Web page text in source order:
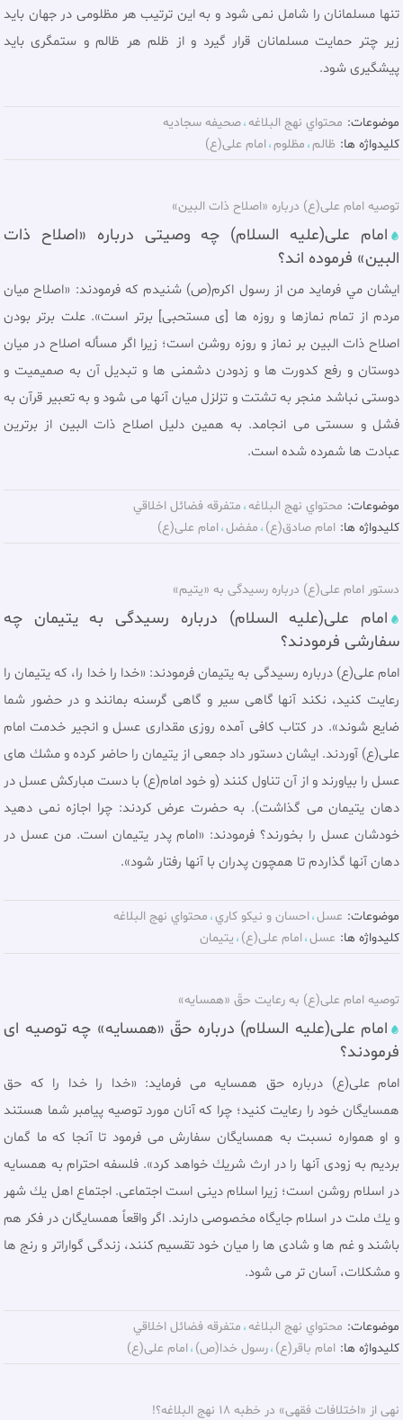
تنها مسلمانان را شامل نمى شود و به اين ترتيب هر مظلومى در جهان بايد
زير چتر حمايت مسلمانان قرار گيرد و از ظلم هر ظالم و ستمگرى بايد
پيشگيرى شود.
موضوعات: محتواي نهج البلاغه صحيفه سجاديه
کلیدواژه ها: ظالم مظلوم امام علی(ع)
توصیه امام علی(ع) درباره «اصلاح ذات البین»
امام علی(عليه السلام) چه وصیتی درباره «اصلاح ذات
البین» فرموده اند؟
ایشان مي فرمايد من از رسول اکرم(ص) شنیدم که فرمودند: «اصلاح ميان
مردم از تمام نمازها و روزه ها [ی مستحبی] برتر است». علت برتر بودن
اصلاح ذات البين بر نماز و روزه روشن است؛ زيرا اگر مسأله اصلاح در ميان
دوستان و رفع كدورت ها و زدودن دشمنى ها و تبديل آن به صميميت و
دوستى نباشد منجر به تشتت و تزلزل ميان آنها مى شود و به تعبير قرآن به
فشل و سستى مى انجامد. به همين دليل اصلاح ذات البين از برترين
عبادت ها شمرده شده است.
موضوعات: محتواي نهج البلاغه متفرقه فضائل اخلاقي
کلیدواژه ها: امام صادق(ع) مفضل امام علی(ع)
دستور امام علی(ع) درباره رسيدگی به «یتیم»
امام علی(عليه السلام) درباره رسيدگی به يتيمان چه
سفارشی فرمودند؟
امام علی(ع) درباره رسيدگی به يتيمان فرمودند: «خدا را خدا را، كه يتيمان را
رعايت كنيد، نكند آنها گاهى سير و گاهى گرسنه بمانند و در حضور شما
ضايع شوند». در كتاب كافى آمده روزى مقدارى عسل و انجير خدمت امام
على(ع) آوردند. ایشان دستور داد جمعى از يتيمان را حاضر كرده و مشك هاى
عسل را بياورند و از آن تناول كنند (و خود امام(ع) با دست مباركش عسل در
دهان يتيمان مى گذاشت). به حضرت عرض کردند: چرا اجازه نمى دهيد
خودشان عسل را بخورند؟ فرمودند: «امام پدر يتيمان است. من عسل در
دهان آنها گذاردم تا همچون پدران با آنها رفتار شود».
موضوعات: عسل احسان و نيکو کاري محتواي نهج البلاغه
کلیدواژه ها: عسل امام علی(ع) یتیمان
توصیه امام علی(ع) به رعایت حقّ «همسایه»
امام علی(عليه السلام) درباره حقّ «همسایه» چه توصيه ای
فرمودند؟
امام علی(ع) درباره حق همسایه می فرمايد: «خدا را خدا را كه حق
همسايگان خود را رعایت كنيد؛ چرا كه آنان مورد توصيه پيامبر شما هستند
و او همواره نسبت به همسايگان سفارش مى فرمود تا آنجا كه ما گمان
برديم به زودى آنها را در ارث شريك خواهد كرد». فلسفه احترام به همسايه
در اسلام روشن است؛ زيرا اسلام دينى است اجتماعى. اجتماع اهل يك شهر
و يك ملت در اسلام جايگاه مخصوصى دارند. اگر واقعاً همسايگان در فكر هم
باشند و غم ها و شادى ها را ميان خود تقسيم كنند، زندگى گواراتر و رنج ها
و مشكلات، آسان تر می شود.
موضوعات: محتواي نهج البلاغه متفرقه فضائل اخلاقي
کلیدواژه ها: امام باقر(ع) رسول خدا(ص) امام علی(ع)
نهی از «اختلافات فقهی» در خطبه 18 نهج البلاغه؟!